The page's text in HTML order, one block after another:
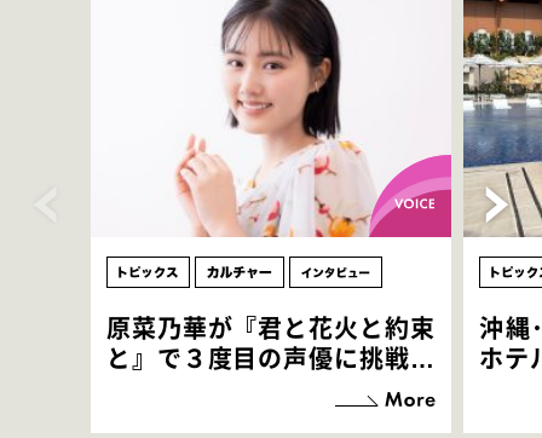
原菜乃華が『君と花火と約束
と』で３度目の声優に挑戦！
「お邪魔させてもらっている
感覚ですが､お芝居に没頭で
沖縄
ホテ